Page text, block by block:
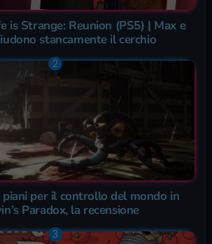
is Strange: Reunion (PS5) | Max e
stancamente il cerchio
piani per il controllo del mondo in
Paradox, la recensione